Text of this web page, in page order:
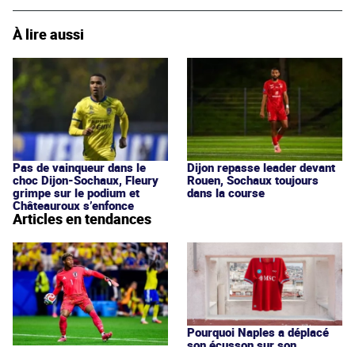
À lire aussi
Pas de vainqueur dans le
choc Dijon-Sochaux, Fleury
grimpe sur le podium et
Châteauroux s’enfonce
Dijon repasse leader devant
Rouen, Sochaux toujours
dans la course
Articles en tendances
Pourquoi Naples a déplacé